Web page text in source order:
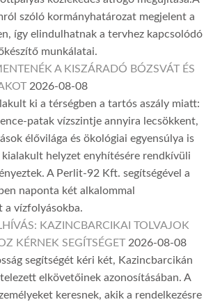
szóló kormányhatározat megjelent a
így elindulhatnak a tervhez kapcsolódó
munkálatai.
A KISZÁRADÓ BÓZSVÁT ÉS
2026-08-08
ki a térségben a tartós aszály miatt:
patak vízszintje annyira lecsökkent,
élővilága és ökológiai egyensúlya is
helyzet enyhítésére rendkívüli
A Perlit-92 Kft. segítségével a
naponta két alkalommal
a vízfolyásokba.
KAZINCBARCIKAI TOLVAJOK
KÉRNEK SEGÍTSÉGET 2026-08-08
segítségét kéri két, Kazincbarcikán
elkövetőinek azonosításában. A
keresnek, akik a rendelkezésre